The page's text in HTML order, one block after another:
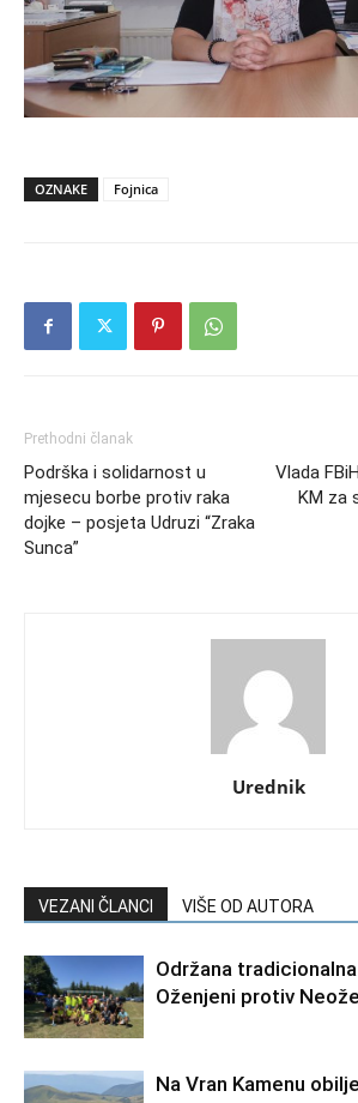
OZNAKE Fojnica
Prethodni članak
Podrška i solidarnost u
mjesecu borbe protiv raka
dojke – posjeta Udruzi “Zraka
Sunca”
Vlada
KM za
Urednik
VEZANI ČLANCI VIŠE OD AUTORA
Održana
Oženjeni protiv
Na Vran Kamenu